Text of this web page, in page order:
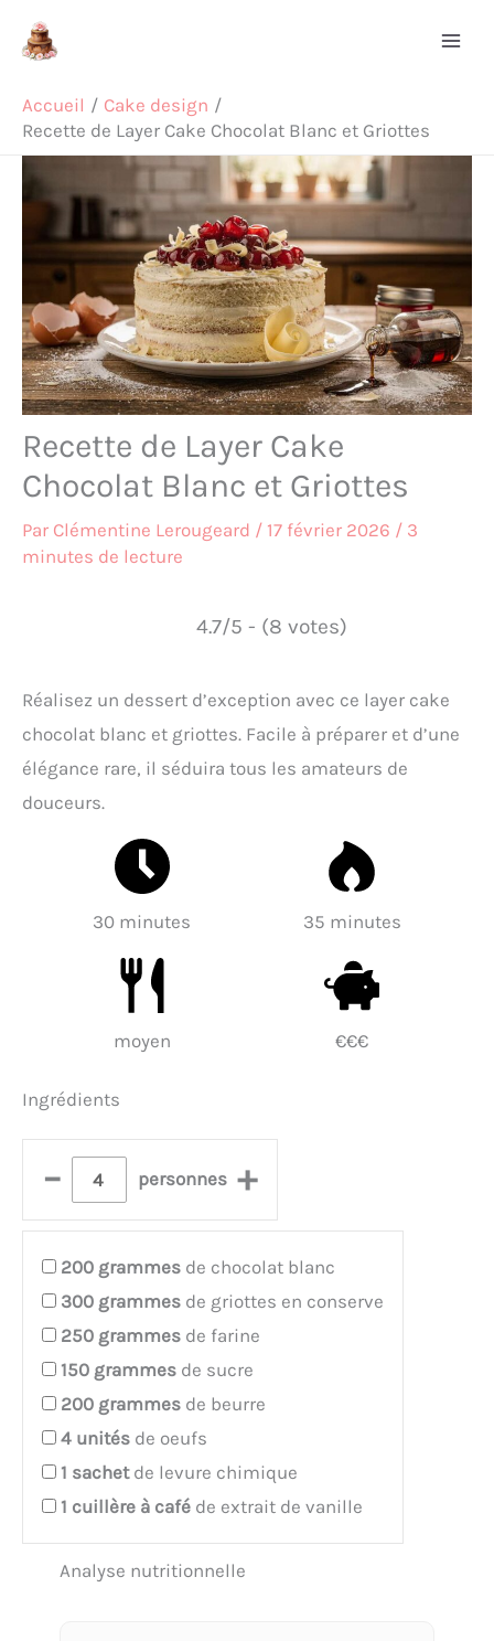
Accueil
Cake design
Recette de Layer Cake Chocolat Blanc et Griottes
Recette de Layer Cake
Chocolat Blanc et Griottes
Par Clémentine Lerougeard / 17 février 2026 / 3
minutes de lecture
4.7/5 - (8 votes)
Réalisez un dessert d’exception avec ce layer cake
chocolat blanc et griottes. Facile à préparer et d’une
élégance rare, il séduira tous les amateurs de
douceurs.
30 minutes 35 minutes
moyen €€€
Ingrédients
– personnes +
200 grammes de chocolat blanc
300 grammes de griottes en conserve
250 grammes de farine
150 grammes de sucre
200 grammes de beurre
4 unités de oeufs
1 sachetde levure chimique
1 cuillère à café de extrait de vanille
Analyse nutritionnelle
Rechercher